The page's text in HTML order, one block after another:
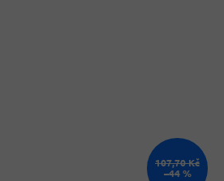
107,70 Kč
–44 %